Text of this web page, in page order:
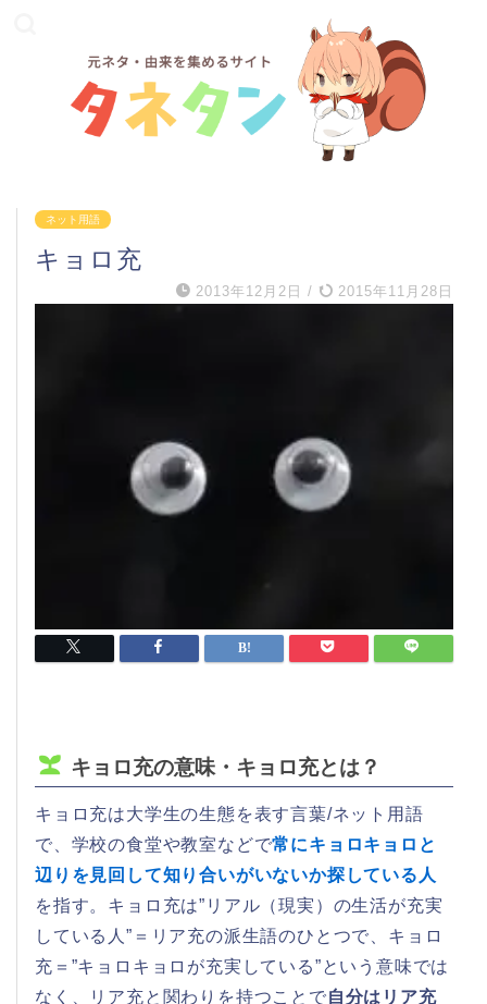
ネット用語
キョロ充
2013年12月2日 / 2015年11月28日
キョロ充の意味・キョロ充とは？
キョロ充は大学生の生態を表す言葉/ネット用語
で、学校の食堂や教室などで常にキョロキョロと
辺りを見回して知り合いがいないか探している人
を指す。キョロ充は”リアル（現実）の生活が充実
している人”＝リア充の派生語のひとつで、キョロ
充＝”キョロキョロが充実している”という意味では
なく、リア充と関わりを持つことで自分はリア充